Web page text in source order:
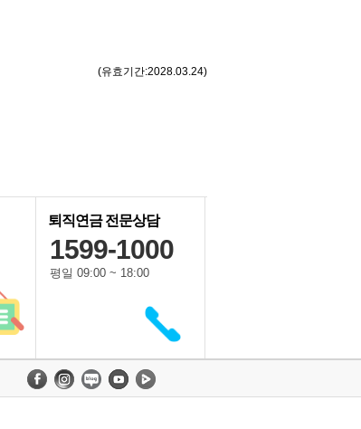
(유효기간:2028.03.24)
퇴직연금 전문상담
1599-1000
평일 09:00 ~ 18:00